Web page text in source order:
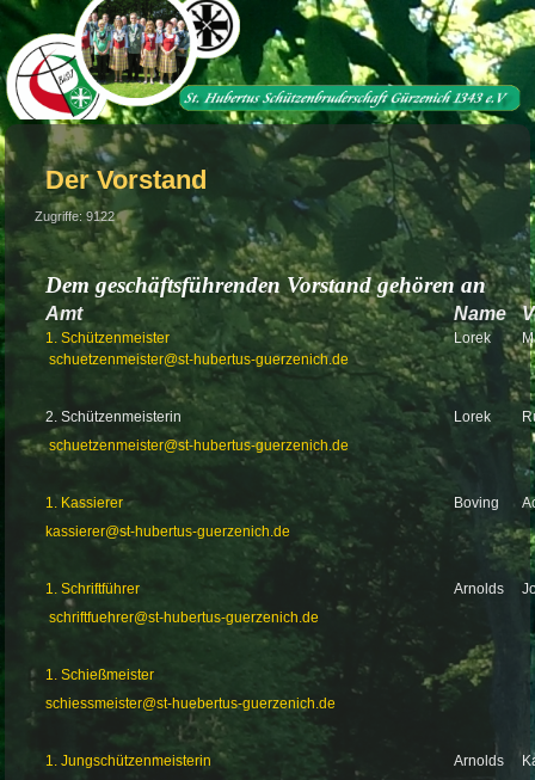
Der Vorstand
Zugriffe: 9122
Dem geschäftsführenden Vorstand gehören an
Amt Name
1. Schützenmeister Lorek
schuetzenmeister@st-hubertus-guerzenich.de
2. Schützenmeisterin Lorek
schuetzenmeister@st-hubertus-guerzenich.de
1. Kassierer Boving
kassierer@st-hubertus-guerzenich.de
1. Schriftführer Arnolds
schriftfuehrer@st-hubertus-guerzenich.de
1. Schießmeister
schiessmeister@st-huebertus-guerzenich.de
1. Jungschützenmeisterin Arnolds